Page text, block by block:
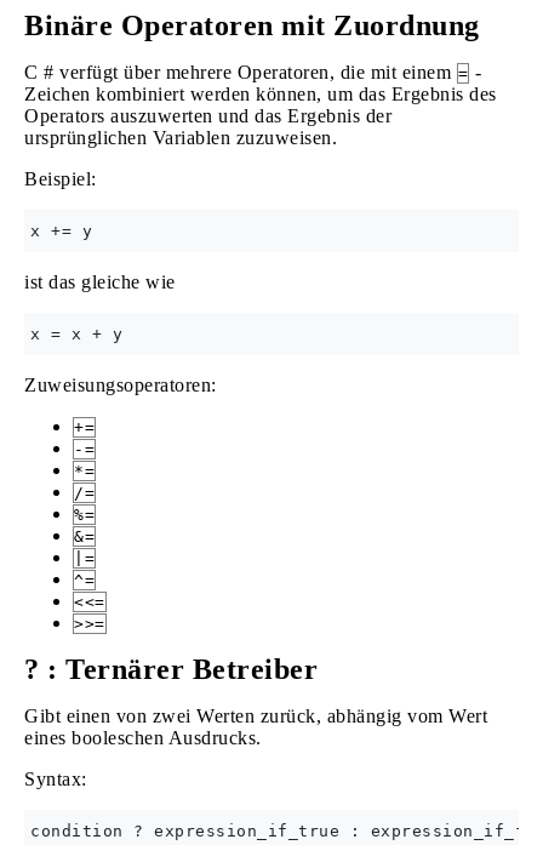
Binäre Operatoren mit Zuordnung
C # verfügt über mehrere Operatoren, die mit einem = -
Zeichen kombiniert werden können, um das Ergebnis des
Operators auszuwerten und das Ergebnis der
ursprünglichen Variablen zuzuweisen.
Beispiel:
ist das gleiche wie
Zuweisungsoperatoren:
+=
-=
*=
/=
%=
&=
|=
^=
<<=
>>=
? : Ternärer Betreiber
Gibt einen von zwei Werten zurück, abhängig vom Wert
eines booleschen Ausdrucks.
Syntax: